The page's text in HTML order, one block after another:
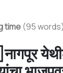
time (95 words)